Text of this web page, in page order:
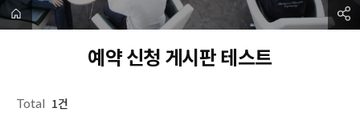
예약 신청 게시판 테스트
Total 1건